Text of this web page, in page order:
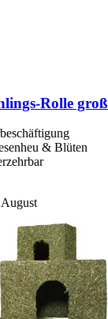
​Rolle groß
& Blüten